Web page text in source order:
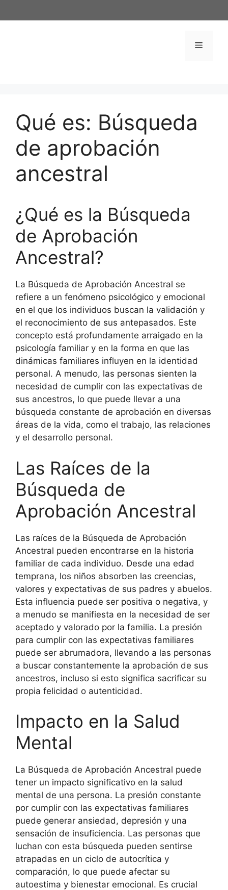
al
Menú
Qué es: Búsqueda
de aprobación
ancestral
¿Qué es la Búsqueda
de Aprobación
Ancestral?
La Búsqueda de Aprobación Ancestral se
refiere a un fenómeno psicológico y emocional
en el que los individuos buscan la validación y
el reconocimiento de sus antepasados. Este
concepto está profundamente arraigado en la
psicología familiar y en la forma en que las
dinámicas familiares influyen en la identidad
personal. A menudo, las personas sienten la
necesidad de cumplir con las expectativas de
sus ancestros, lo que puede llevar a una
búsqueda constante de aprobación en diversas
áreas de la vida, como el trabajo, las relaciones
y el desarrollo personal.
Las Raíces de la
Búsqueda de
Aprobación Ancestral
Las raíces de la Búsqueda de Aprobación
Ancestral pueden encontrarse en la historia
familiar de cada individuo. Desde una edad
temprana, los niños absorben las creencias,
valores y expectativas de sus padres y abuelos.
Esta influencia puede ser positiva o negativa, y
a menudo se manifiesta en la necesidad de ser
aceptado y valorado por la familia. La presión
para cumplir con las expectativas familiares
puede ser abrumadora, llevando a las personas
a buscar constantemente la aprobación de sus
ancestros, incluso si esto significa sacrificar su
propia felicidad o autenticidad.
Impacto en la Salud
Mental
La Búsqueda de Aprobación Ancestral puede
tener un impacto significativo en la salud
mental de una persona. La presión constante
por cumplir con las expectativas familiares
puede generar ansiedad, depresión y una
sensación de insuficiencia. Las personas que
luchan con esta búsqueda pueden sentirse
atrapadas en un ciclo de autocrítica y
comparación, lo que puede afectar su
autoestima y bienestar emocional. Es crucial